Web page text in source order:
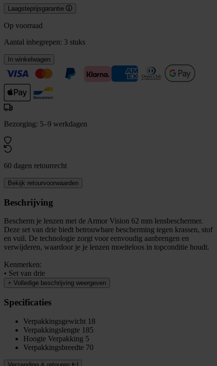
Laagsteprijsgarantie
Op voorraad
Aantal inbegrepen: 3 stuks
In winkelwagen
Bezorging: 5–9 werkdagen
60 dagen retourrecht
Bekijk retourvoorwaarden
Beschrijving
Bescherm je lenzen met de Armor Vision 62 mm lensbeschermer.
Deze set van drie biedt betrouwbare bescherming tegen krassen, stof
en vuil. De technologie zorgt voor eenvoudig aanbrengen en
verwijderen, waardoor je je lenzen moeiteloos in topconditie houdt.
Kenmerken:
• Set van drie
+ Volledige beschrijving weergeven
Specificaties
Verpakkingsgewicht 18
Verpakkingslengte 185
Hoogte Verpakking 5
Verpakkingsbreedte 70